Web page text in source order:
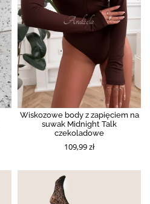
Wiskozowe body z zapięciem na
suwak Midnight Talk
czekoladowe
109,99 zł